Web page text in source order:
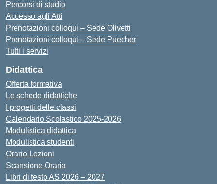
Percorsi di studio
Accesso agli Atti
Prenotazioni colloqui – Sede Olivetti
Prenotazioni colloqui – Sede Puecher
Tutti i servizi
Didattica
Offerta formativa
Le schede didattiche
I progetti delle classi
Calendario Scolastico 2025-2026
Modulistica didattica
Modulistica studenti
Orario Lezioni
Scansione Oraria
Libri di testo AS 2026 – 2027